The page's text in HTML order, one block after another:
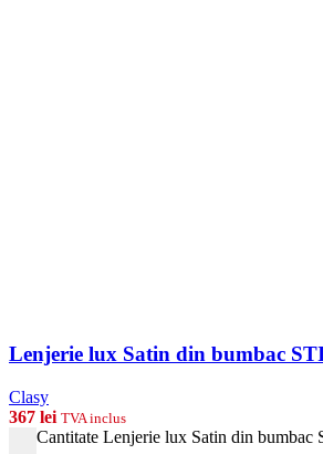
Lenjerie lux Satin din bumbac
Clasy
367 lei TVA inclus
Cantitate Lenjerie lux Satin din bumbac